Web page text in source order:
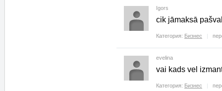
Igors
cik jāmaksā
Категория: Бизнес
evelina
vai kads vel
Категория: Бизнес